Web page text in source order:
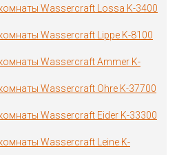
Wassercraft Lossa K-3400
Wassercraft Lippe K-8100
Wassercraft Ammer K-
Wassercraft Ohre K-37700
Wassercraft Eider K-33300
Wassercraft Leine K-